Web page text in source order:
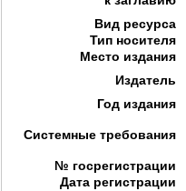
Вид ресурса
Тип носителя
Место издания
Издатель
Год издания
Системные требования
№ госрегистрации
Дата регистрации